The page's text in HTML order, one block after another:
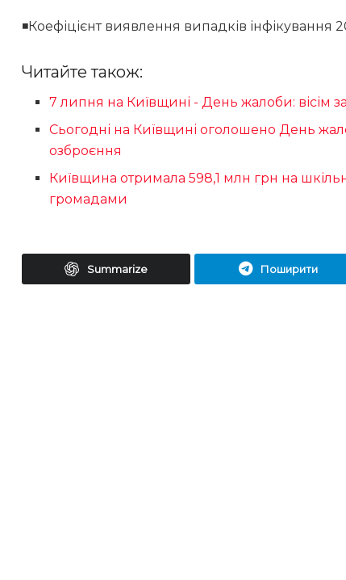
◾Коефіцієнт виявлення випадків інфікування
Читайте також:
7 липня на Київщині - День жалоби: вісім
Сьогодні на Київщині оголошено День
озброєння
Київщина отримала 598,1 млн грн на
громадами
Summarize Поширити